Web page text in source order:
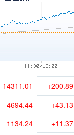
14311.01 +200.89
4694.44 +43.13
1134.24 +11.37